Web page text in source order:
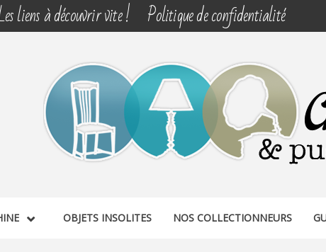
liens à découvrir vite ! Politique de confidentialité
&
OBJETS INSOLITES NOS COLLECTIONNEURS